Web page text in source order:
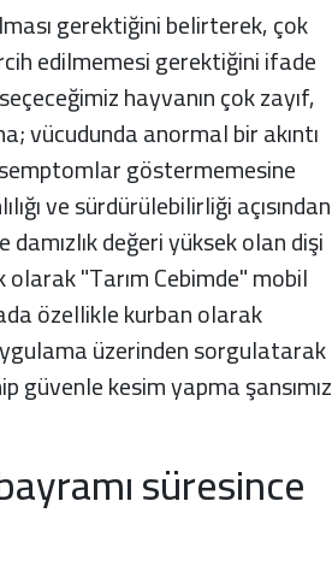
gerektiğini belirterek, çok
edilmemesi gerektiğini ifade
hayvanın çok zayıf,
vücudunda anormal bir akıntı
semptomlar göstermemesine
ve sürdürülebilirliği açısından
değeri yüksek olan dişi
olarak "Tarım Cebimde" mobil
özellikle kurban olarak
üzerinden sorgulatarak
güvenle kesim yapma şansımız
süresince